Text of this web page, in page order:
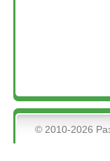
&bsps;
© 2010-2026